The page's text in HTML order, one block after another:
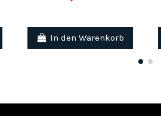
In den Warenkorb